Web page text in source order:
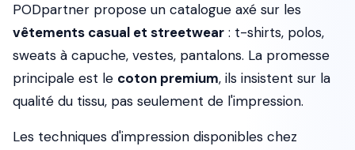
PODpartner propose un catalogue axé sur les
vêtements casual et streetwear : t-shirts, polos,
sweats à capuche, vestes, pantalons. La promesse
principale est le coton premium, ils insistent sur la
qualité du tissu, pas seulement de l'impression.
Les techniques d'impression disponibles chez